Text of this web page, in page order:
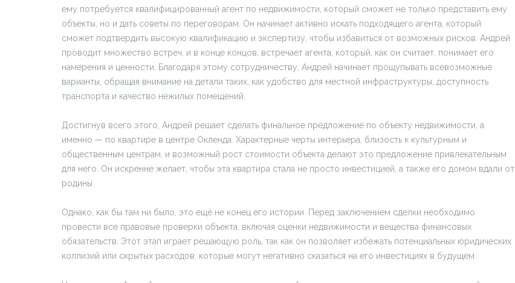
ему потребуется квалифицированный агент по недвижимости, который сможет не только представить ему
объекты, но и дать советы по переговорам. Он начинает активно искать подходящего агента, который
сможет подтвердить высокую квалификацию и экспертизу, чтобы избавиться от возможных рисков. Андрей
проводит множество встреч, и в конце концов, встречает агента, который, как он считает, понимает его
намерения и ценности. Благодаря этому сотрудничеству, Андрей начинает прощупывать всевозможные
варианты, обращая внимание на детали таких, как удобство для местной инфраструктуры, доступность
транспорта и качество нежилых помещений.
Достигнув всего этого, Андрей решает сделать финальное предложение по объекту недвижимости, а
именно — по квартире в центре Окленда. Характерные черты интерьера, близость к культурным и
общественным центрам, и возможный рост стоимости объекта делают это предложение привлекательным
для него. Он искренне желает, чтобы эта квартира стала не просто инвестицией, а также его домом вдали от
родины.
Однако, как бы там ни было, это ещё не конец его истории. Перед заключением сделки необходимо
провести все правовые проверки объекта, включая оценки недвижимости и вещества финансовых
обязательств. Этот этап играет решающую роль, так как он позволяет избежать потенциальных юридических
коллизий или скрытых расходов, которые могут негативно сказаться на его инвестициях в будущем.